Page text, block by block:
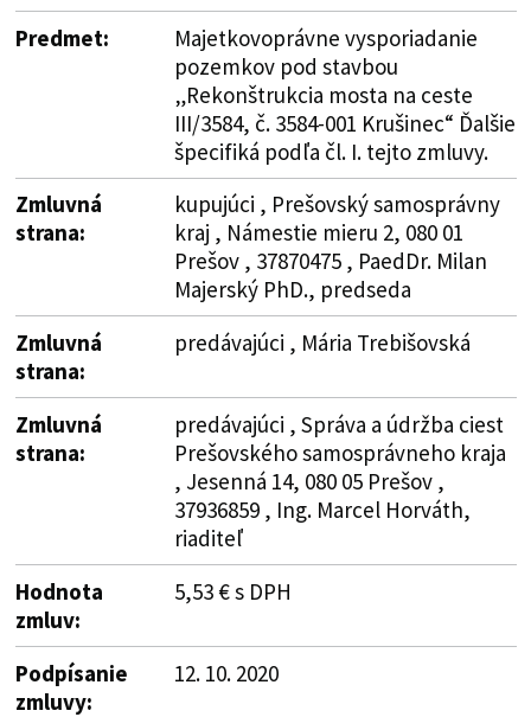
Predmet:
Majetkovoprávne vysporiadanie
pozemkov pod stavbou
„Rekonštrukcia mosta na ceste
III/3584, č. 3584-001 Krušinec“ Ďalšie
špecifiká podľa čl. I. tejto zmluvy.
Zmluvná
strana:
kupujúci , Prešovský samosprávny
kraj , Námestie mieru 2, 080 01
Prešov , 37870475 , PaedDr. Milan
Majerský PhD., predseda
Zmluvná
strana:
predávajúci , Mária Trebišovská
Zmluvná
strana:
predávajúci , Správa a údržba ciest
Prešovského samosprávneho kraja
, Jesenná 14, 080 05 Prešov ,
37936859 , Ing. Marcel Horváth,
riaditeľ
Hodnota
zmluv:
5,53 € s DPH
Podpísanie
zmluvy:
12. 10. 2020